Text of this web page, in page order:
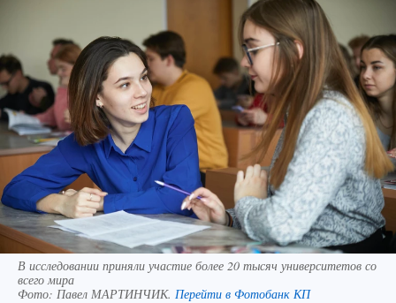
В исследовании приняли участие более 20 тысяч университетов со
всего мира
Фото: Павел МАРТИНЧИК. Перейти в Фотобанк КП